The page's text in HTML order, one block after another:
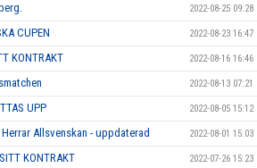
2022-08-25 09:28
CUPEN 2022-08-23 16:47
KONTRAKT 2022-08-16 16:46
2022-08-13 07:21
UPP 2022-08-05 15:12
Allsvenskan - uppdaterad 2022-08-01 15:03
KONTRAKT 2022-07-26 15:23